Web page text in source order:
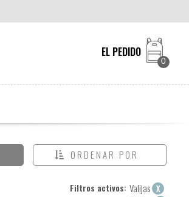
EL PEDIDO
0
ORDENAR POR
Filtros activos: Valijas X